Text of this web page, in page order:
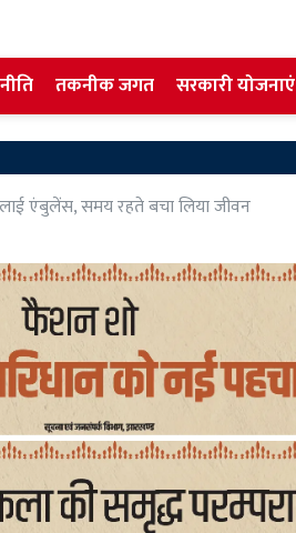
तकनीक जगत सरकारी योजनाएं
एंबुलेंस, समय रहते बचा लिया जीवन